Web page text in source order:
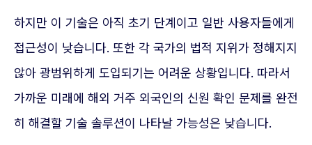
하지만 이 기술은 아직 초기 단계이고 일반 사용자들에게
접근성이 낮습니다. 또한 각 국가의 법적 지위가 정해지지
않아 광범위하게 도입되기는 어려운 상황입니다. 따라서
가까운 미래에 해외 거주 외국인의 신원 확인 문제를 완전
히 해결할 기술 솔루션이 나타날 가능성은 낮습니다.